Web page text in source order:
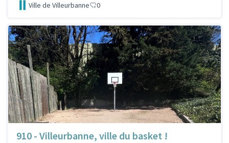
Ville de Villeurbanne 0
910 - Villeurbanne, ville du basket !